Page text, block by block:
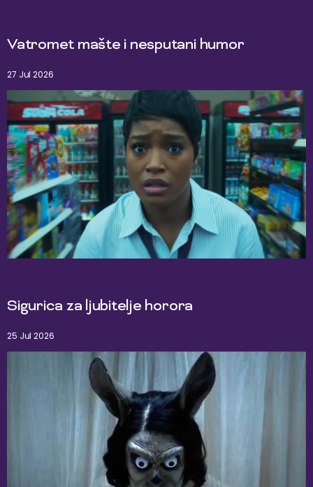
Vatromet mašte i nesputani humor
27 Jul 2026
Sigurica za ljubitelje horora
25 Jul 2026